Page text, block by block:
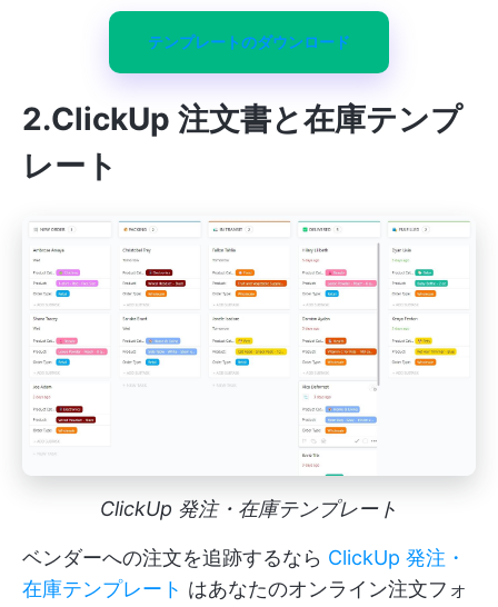
テンプレートのダウンロード
2.ClickUp 注文書と在庫テンプ
レート
ClickUp 発注・在庫テンプレート
ベンダーへの注文を追跡するなら ClickUp 発注・
在庫テンプレート はあなたのオンライン注文フォ